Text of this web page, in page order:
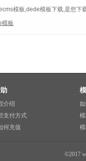
模板,dede模板下载,是您
模板
介绍
支付方式
何充值
©2017